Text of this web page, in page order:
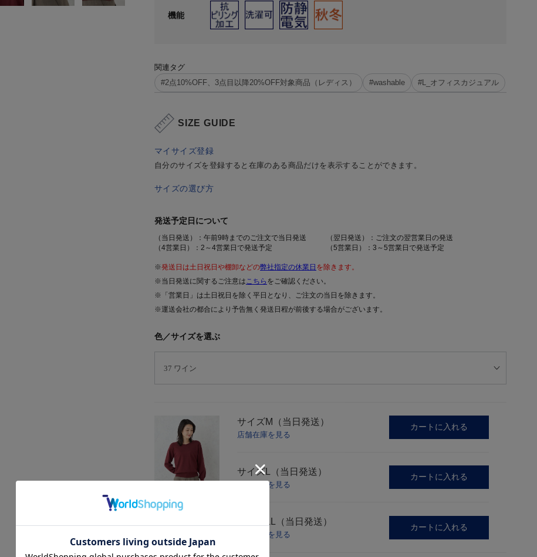
機能
関連タグ
#2点10%OFF、3点目以降20%OFF対象商品（レディス）
#washable #L_オフィスカジュアル
SIZE GUIDE
マイサイズ登録
自分のサイズを登録すると在庫のある商品だけを表示することができます。
サイズの選び方
発送予定日について
（当日発送）：午前9時までのご注文で当日発送
（翌日発送）：ご注文の翌営業日の発送
（4営業日）：2～4営業日で発送予定
（5営業日）：3～5営業日で発送予定
※発送日は土日祝日や棚卸などの弊社指定の休業日 を除きます。
※当日発送に関するご注意はこちら をご確認ください。
※「営業日」は土日祝日を除く平日となり、ご注文の当日を除きます。
※運送会社の都合により予告無く発送日程が前後する場合がございます。
色／サイズを選ぶ
サイズM（当日発送）
店舗在庫を見る
カートに入れる
サイズ L（当日発送）
店舗在庫を見る
カートに入れる
LL（当日発送）
店舗在庫を見る
カートに入れる